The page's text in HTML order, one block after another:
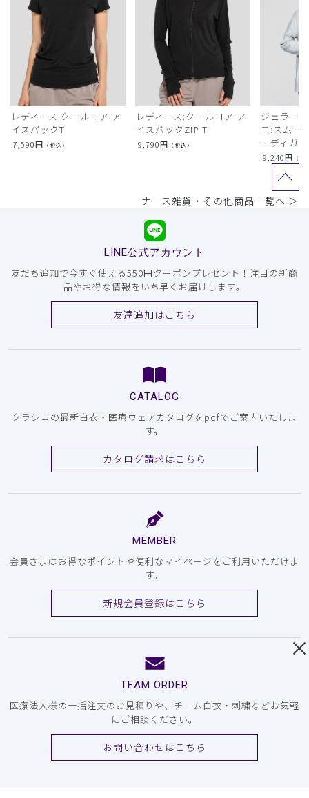
レディース:クールコア ア
イスパックT
7,590円 （税込）
レディース:クールコア ア
イスパックZIP T
9,790円 （税込）
ジェラー
コ:スムー
ーディガン
9,240円 （税
ナース雑貨・その他商品一覧へ ＞
LINE公式アカウント
友だち追加で今すぐ使える550円クーポンプレゼント！注目の新商
品やお得な情報をいち早くお届けします。
友達追加はこちら
CATALOG
クラシコの最新白衣・医療ウェアカタログをpdfでご案内いたしま
す。
カタログ請求はこちら
MEMBER
会員さまはお得なポイントや便利なマイページをご利用いただけま
す。
新規会員登録はこちら
TEAM ORDER
医療法人様の一括注文のお見積りや、チーム白衣・刺繍などお気軽
にご相談ください。
お問い合わせはこちら